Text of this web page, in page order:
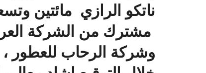
ناتكو الرازي مائتين
مشترك من الشركة
وشركة الرحاب للعطور